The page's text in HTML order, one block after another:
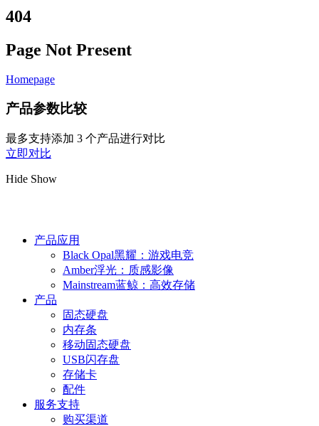
404
Page Not Present
Homepage
产品参数比较
最多支持添加 3 个产品进行对比
立即对比
Hide Show
产品应用
Black Opal黑耀：游戏电竞
Amber浮光：质感影像
Mainstream蓝鲸：高效存储
产品
固态硬盘
内存条
移动固态硬盘
USB闪存盘
存储卡
配件
服务支持
购买渠道